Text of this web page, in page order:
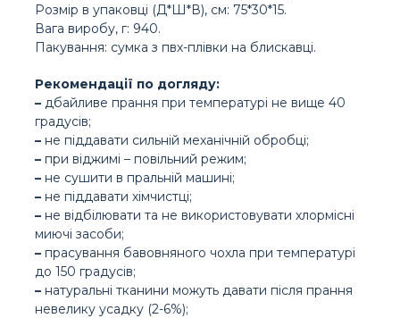
Розмір в упаковці (Д*Ш*В), см: 75*30*15.
Вага виробу, г: 940.
Пакування: сумка з пвх-плівки на блискавці.
Рекомендації по догляду:
– дбайливе прання при температурі не вище 40
градусів;
– не піддавати сильній механічній обробці;
– при віджимі – повільний режим;
– не сушити в пральній машині;
– не піддавати хімчистці;
– не відбілювати та не використовувати хлормісні
миючі засоби;
– прасування бавовняного чохла при температурі
до 150 градусів;
– натуральні тканини можуть давати після прання
невелику усадку (2-6%);